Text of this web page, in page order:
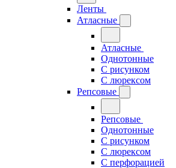
Ленты
Атласные
Атласные
Однотонные
С рисунком
С люрексом
Репсовые
Репсовые
Однотонные
С рисунком
С люрексом
С перфорацией